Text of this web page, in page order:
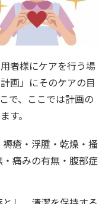
者様にケアを行う場
画」にそのケアの目
で、ここでは計画の
す。
瘡・浮腫・乾燥・掻
痛みの有無・腹部症